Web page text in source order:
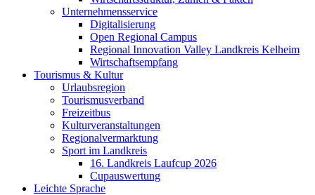
Unternehmensservice
Digitalisierung
Open Regional Campus
Regional Innovation Valley Landkreis Kelheim
Wirtschaftsempfang
Tourismus & Kultur
Urlaubsregion
Tourismusverband
Freizeitbus
Kulturveranstaltungen
Regionalvermarktung
Sport im Landkreis
16. Landkreis Laufcup 2026
Cupauswertung
Leichte Sprache